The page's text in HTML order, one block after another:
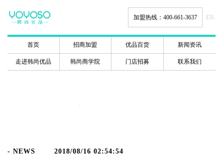
加盟热线：400-661-3637 EN.
首页 招商加盟 优品百货 新闻资讯
走进韩尚优品 韩尚商学院 门店招募 联系我们
- NEWS 2018/08/16 02:54:54